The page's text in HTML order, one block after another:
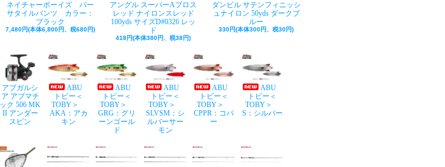
ネイチャーボーイズ バー
サタイルパンツ カラー：
ブラック
7,480円(本体6,800円、税680円)
アングル スーパーAプロス
レッド ナイロンスレッド
100yds サイズD#0326 レッ
ド
418円(本体380円、税38円)
ダンビル サテンフィニッシ
ュナイロン 50yds ダークブ
ルー
330円(本体300円、税30円)
アブガルシ
ア アブマチ
ック 506 MK
II アンダー
スピン
ABU
トビー＜
TOBY＞
AKA：アカ
キン
ABU
トビー＜
TOBY＞
GRG：グリ
ーンゴール
ド
ABU
トビー＜
TOBY＞
SLVSM：シ
ルバーサー
モン
ABU
トビー＜
TOBY＞
CPPR：コパ
ー
ABU
トビー＜
TOBY＞
S：シルバー